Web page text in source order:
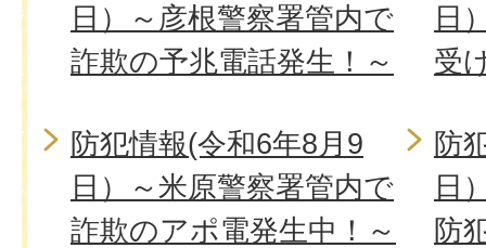
日）～彦根警察署管内で
詐欺の予兆電話発生！～
日
受
防犯情報(令和6年8月9
日）～米原警察署管内で
詐欺のアポ電発生中！～
防
日
防